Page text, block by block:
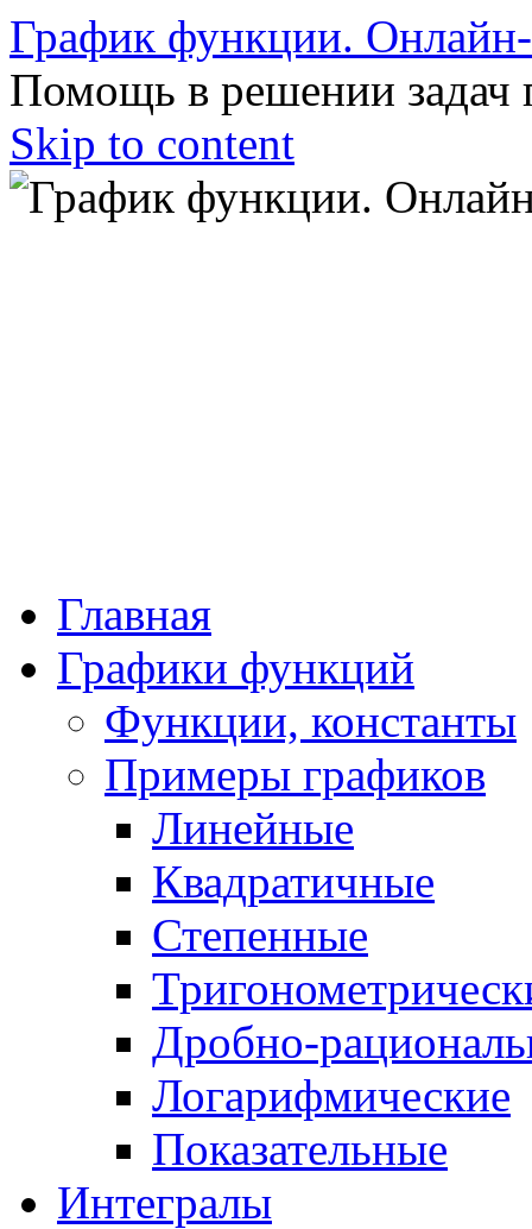
График функции.
Помощь в решении задач
Skip to content
Главная
Графики функций
Функции, константы
Примеры графиков
Линейные
Квадратичные
Степенные
Дробно-
Логарифмические
Показательные
Интегралы